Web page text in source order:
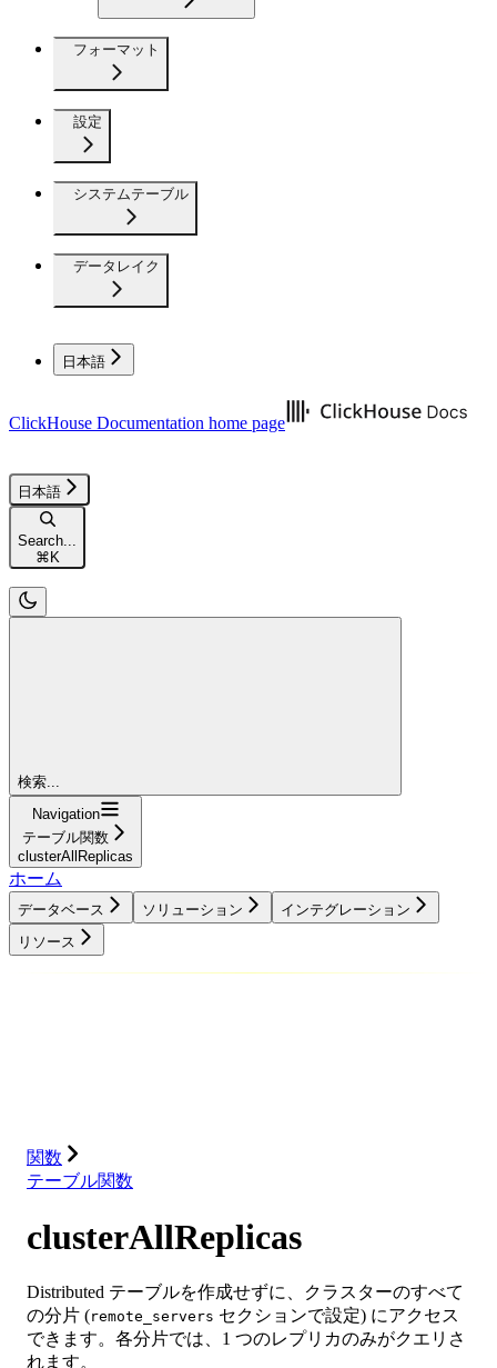
フォーマット
設定
システムテーブル
データレイク
日本語
ClickHouse Documentation home page
日本語
Search...
⌘K
検索...
Navigation
テーブル関数
clusterAllReplicas
ホーム
データベース ソリューション
インテグレーション
リソース
関数
テーブル関数
clusterAllReplicas
Distributed テーブルを作成せずに、クラスターのすべて
の分片 (remote_servers セクションで設定) にアクセス
できます。各分片では、1 つのレプリカのみがクエリさ
れます。